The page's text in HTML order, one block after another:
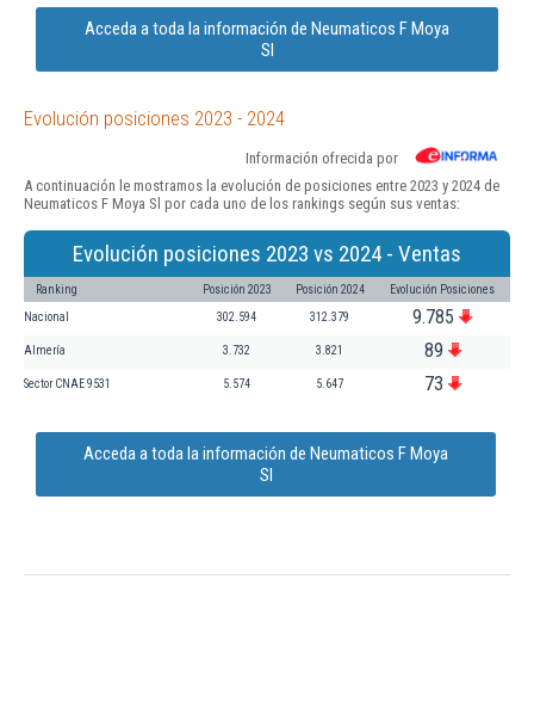
Acceda a toda la información de Neumaticos F Moya
Sl
Evolución posiciones 2023 - 2024
Información ofrecida por
A continuación le mostramos la evolución de posiciones entre 2023 y 2024 de
Neumaticos F Moya Sl por cada uno de los rankings según sus ventas:
Evolución posiciones 2023 vs 2024 - Ventas
Ranking Posición 2023 Posición 2024 Evolución Posiciones
Nacional 302.594 312.379 9.785
Almería 3.732 3.821 89
Sector CNAE 9531 5.574 5.647 73
Acceda a toda la información de Neumaticos F Moya
Sl